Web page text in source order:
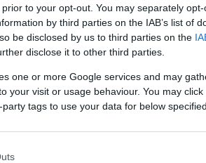
to your opt-out. You may separately
by third parties on the IAB’s list of
be disclosed by us to third parties on the
disclose it to other third parties.
one or more Google services and may
your visit or usage behaviour. You may
tags to use your data for below
அதன் நார்ச்சத்து
மற்றும் பல்வேறு
எடை